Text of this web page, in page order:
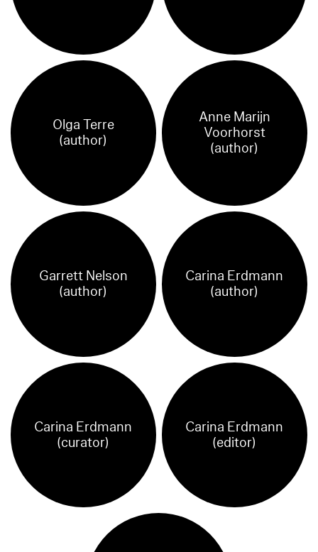
Olga Terre
(author)
Anne Marijn
Voorhorst
(author)
Garrett Nelson
(author)
Carina Erdmann
(author)
Carina Erdmann
(curator)
Carina Erdmann
(editor)